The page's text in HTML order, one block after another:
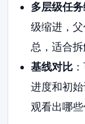
多层级任
级缩进，
总，适合拆
基线对比
进度和初
观看出哪些